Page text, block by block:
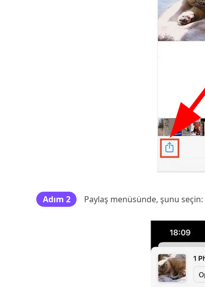
Adım 2 Paylaş menüsünde, şunu seçin: